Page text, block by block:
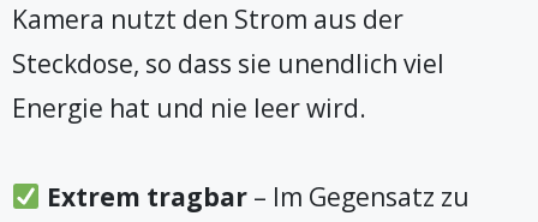
Kamera nutzt den Strom aus der
Steckdose, so dass sie unendlich viel
Energie hat und nie leer wird.
Extrem tragbar– Im Gegensatz zu